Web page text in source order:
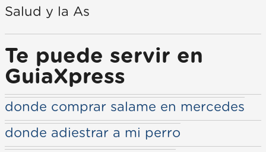
Salud y la As
Te puede servir en
GuiaXpress
donde comprar salame en mercedes
donde adiestrar a mi perro